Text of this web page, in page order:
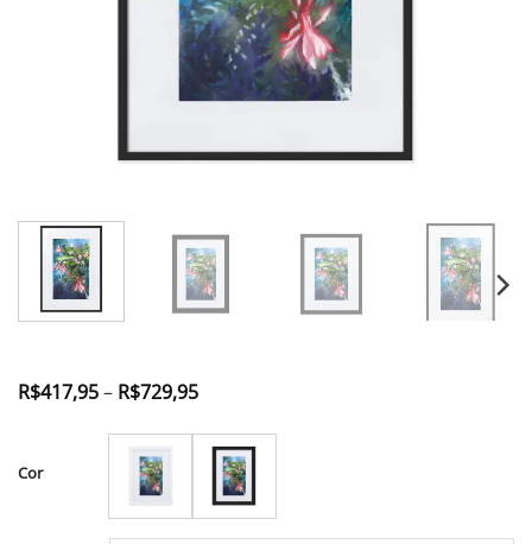
R$417,95– R$729,95Faixa
preço:
R$417,95
através
R$729,95
Cor